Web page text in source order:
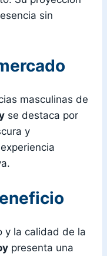
sin
masculinas de
se destaca por
y
y la calidad de la
presenta una